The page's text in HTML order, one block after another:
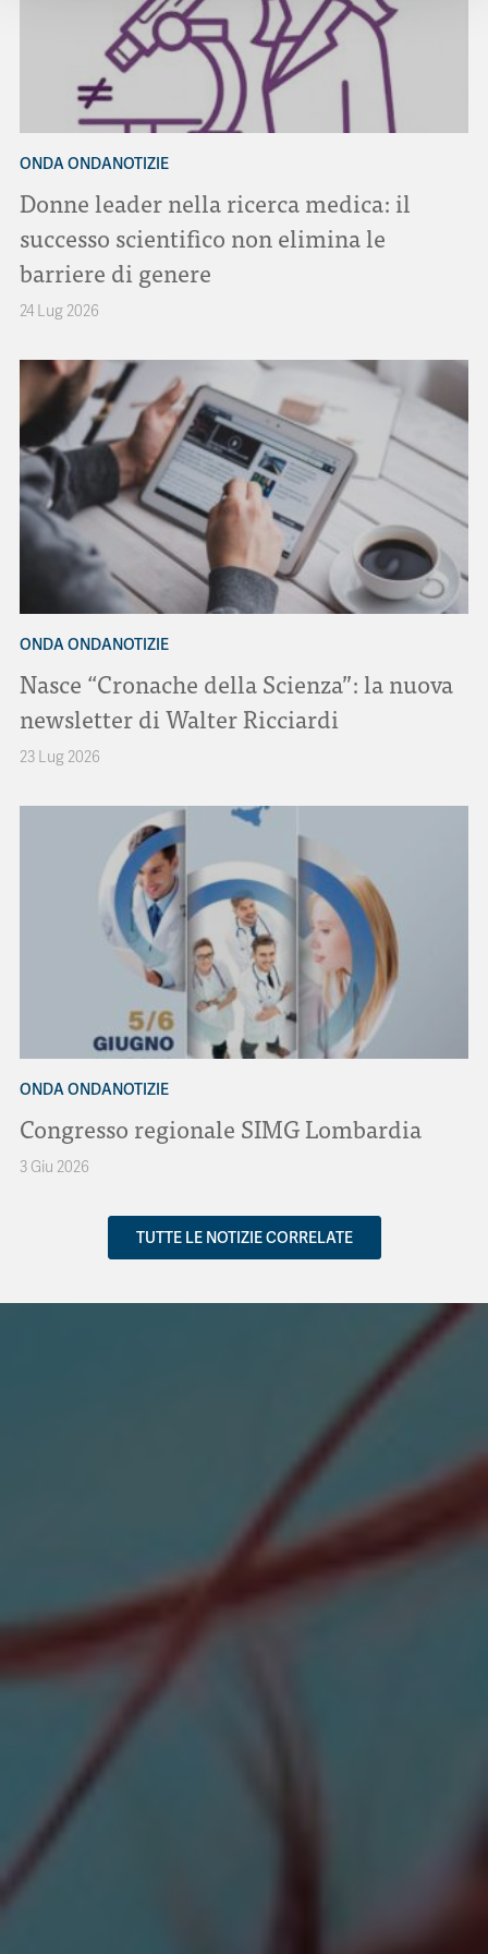
ONDA ONDANOTIZIE
Donne leader nella ricerca medica: il
successo scientifico non elimina le
barriere di genere
24 Lug 2026
ONDA ONDANOTIZIE
Nasce “Cronache della Scienza”: la nuova
newsletter di Walter Ricciardi
23 Lug 2026
ONDA ONDANOTIZIE
Congresso regionale SIMG Lombardia
3 Giu 2026
TUTTE LE NOTIZIE CORRELATE